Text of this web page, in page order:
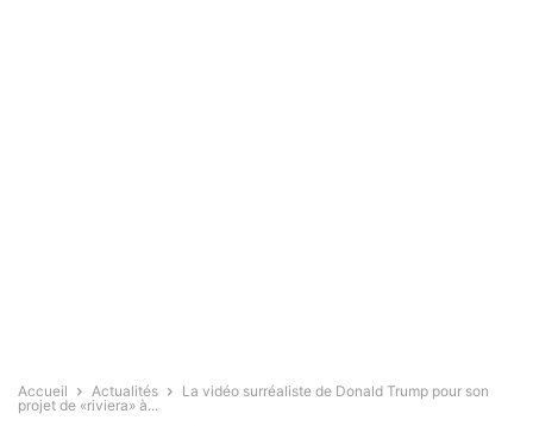
Accueil Actualités
La vidéo surréaliste de Donald Trump pour son
projet de «riviera» à...